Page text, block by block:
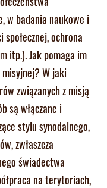
w badania naukowe i
ochrona
itp.). Jak pomaga im
W jaki
związanych z misją
są włączane i
stylu synodalnego,
zwłaszcza
świadectwa
na terytoriach,